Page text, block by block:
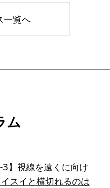
一覧へ
ム
3】視線を遠くに向け
スイと横切れるのは